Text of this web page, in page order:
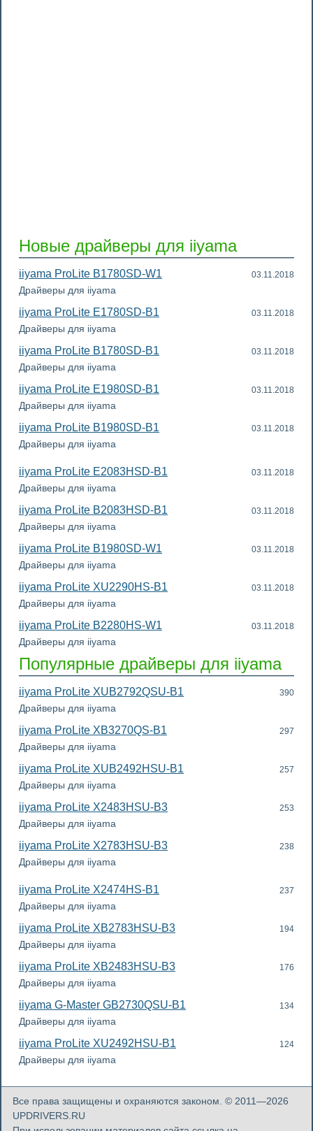
Новые драйверы для iiyama
iiyama ProLite B1780SD-W1 03.11.2018
Драйверы для iiyama
iiyama ProLite E1780SD-B1 03.11.2018
Драйверы для iiyama
iiyama ProLite B1780SD-B1 03.11.2018
Драйверы для iiyama
iiyama ProLite E1980SD-B1 03.11.2018
Драйверы для iiyama
iiyama ProLite B1980SD-B1 03.11.2018
Драйверы для iiyama
iiyama ProLite E2083HSD-B1 03.11.2018
Драйверы для iiyama
iiyama ProLite B2083HSD-B1 03.11.2018
Драйверы для iiyama
iiyama ProLite B1980SD-W1 03.11.2018
Драйверы для iiyama
iiyama ProLite XU2290HS-B1 03.11.2018
Драйверы для iiyama
iiyama ProLite B2280HS-W1 03.11.2018
Драйверы для iiyama
Популярные драйверы для iiyama
iiyama ProLite XUB2792QSU-B1 390
Драйверы для iiyama
iiyama ProLite XB3270QS-B1 297
Драйверы для iiyama
iiyama ProLite XUB2492HSU-B1 257
Драйверы для iiyama
iiyama ProLite X2483HSU-B3 253
Драйверы для iiyama
iiyama ProLite X2783HSU-B3 238
Драйверы для iiyama
iiyama ProLite X2474HS-B1 237
Драйверы для iiyama
iiyama ProLite XB2783HSU-B3 194
Драйверы для iiyama
iiyama ProLite XB2483HSU-B3 176
Драйверы для iiyama
iiyama G-Master GB2730QSU-B1 134
Драйверы для iiyama
iiyama ProLite XU2492HSU-B1 124
Драйверы для iiyama
Все права защищены и охраняются законом. © 2011—2026
UPDRIVERS.RU